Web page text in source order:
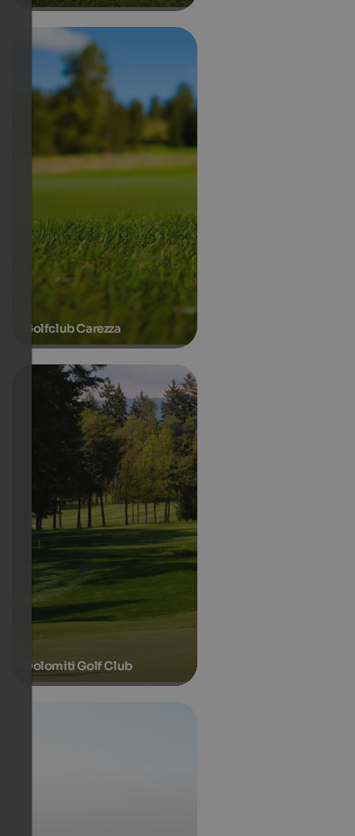
Golfclub Carezza
Dolomiti Golf Club